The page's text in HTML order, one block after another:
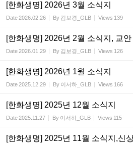
[한화생명] 2026년 3월 소식지
Date2026.02.26 By 김보경_GLB Views 139
[한화생명] 2026년 2월 소식지, 교안
Date2026.01.29 By 김보경_GLB Views 126
[한화생명] 2026년 1월 소식지
Date2025.12.29 By 이서하_GLB Views 166
[한화생명] 2025년 12월 소식지
Date2025.11.27 By 이서하_GLB Views 115
[한화생명] 2025년 11월 소식지,신